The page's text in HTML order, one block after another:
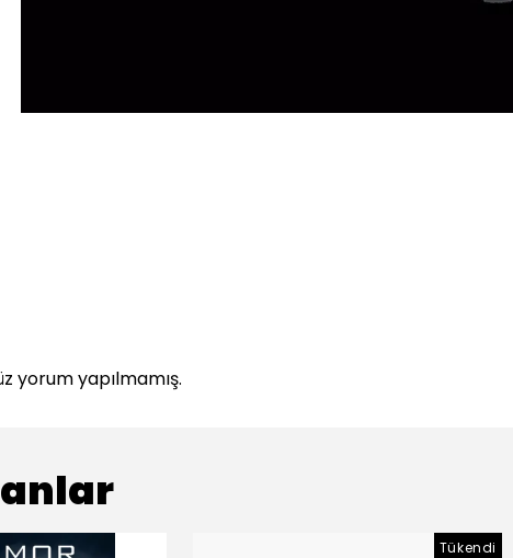
yorum yapılmamış.
Tükendi